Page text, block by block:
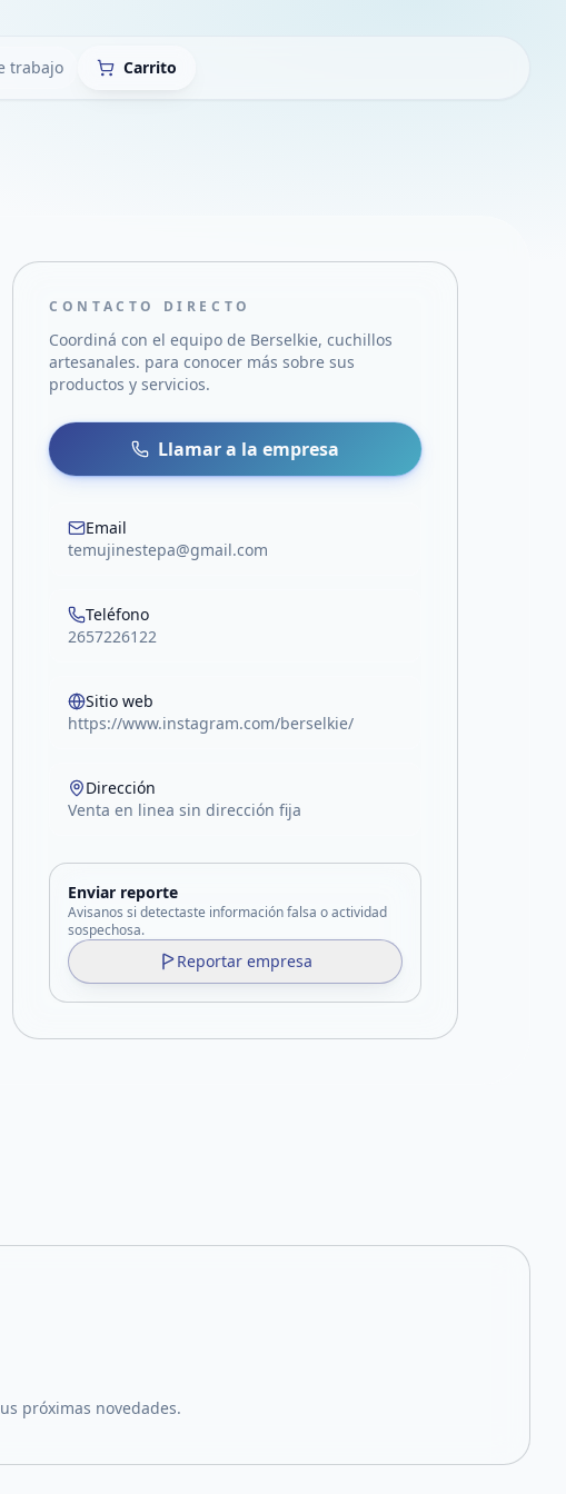
trabajo Carrito
empresa
por WhatsApp
por mail
en Facebook
CONTACTO DIRECTO
Coordiná con el equipo de Berselkie, cuchillos
artesanales. para conocer más sobre sus
productos y servicios.
Llamar a la empresa
Email
temujinestepa@gmail.com
Teléfono
2657226122
Sitio web
https://www.instagram.com/berselkie/
Dirección
Venta en linea sin dirección fija
Enviar reporte
Avisanos si detectaste información falsa o actividad
sospechosa.
Reportar empresa
próximas novedades.